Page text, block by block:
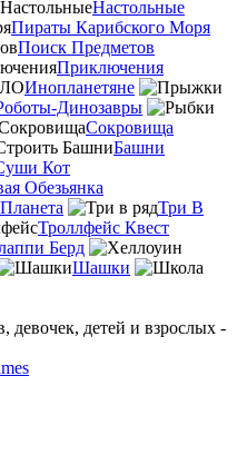
Настольные
Пираты Карибского Моря
Поиск Предметов
Приключения
Инопланетяне
Динозавры
Сокровища
Башни
Кот
Обезьянка
Три В
Троллфейс Квест
Берд
Шашки
девочек, детей и взрослых -